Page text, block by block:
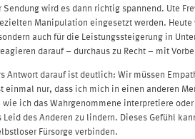
Sendung wird es dann richtig spannend. Ute
Manipulation eingesetzt werden.
auch für die Leistungssteigerung in
darauf – durchaus zu Recht – mit
Antwort darauf ist deutlich: Wir müssen
einmal nur, dass ich mich in einen anderen
wie ich das Wahrgenommene interpretiere
Leid des Anderen zu lindern. Dieses Gefühl
Fürsorge verbinden.